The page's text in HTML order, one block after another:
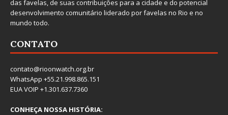
das favelas, de suas contribuições para a cidade e do potencial
desenvolvimento comunitário liderado por favelas no Rio e no
mundo todo.
CONTATO
contato@rioonwatch.org.br
WhatsApp +55.21.998.865.151
EUA VOIP +1.301.637.7360
CONHEÇA NOSSA HISTÓRIA: